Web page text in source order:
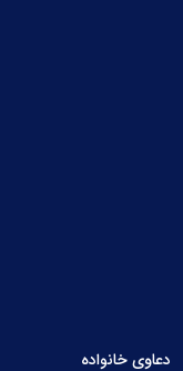
دعاوی خانواده